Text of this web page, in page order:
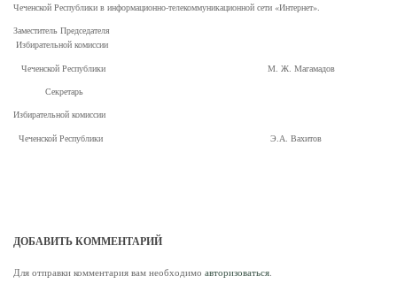
Чеченской Республики в информационно-телекоммуникационной сети «Интернет».
Заместитель Председателя
Избирательной комиссии
Чеченской Республики М. Ж. Магамадов
Секретарь
Избирательной комиссии
Чеченской Республики Э.А. Вахитов
ДОБАВИТЬ КОММЕНТАРИЙ
Для отправки комментария вам необходимо авторизоваться.